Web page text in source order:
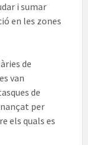
i sumar
en les zones
de
van
de
per
els quals es